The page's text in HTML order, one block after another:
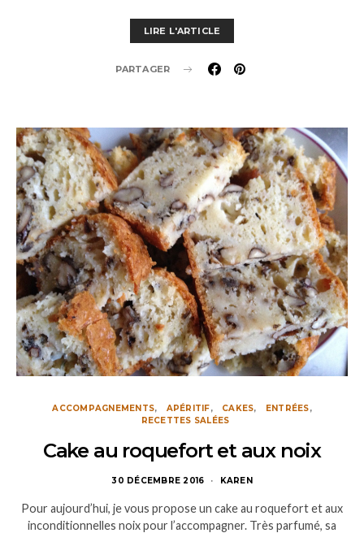
LIRE L'ARTICLE
PARTAGER
ACCOMPAGNEMENTS APÉRITIF CAKES
ENTRÉES
RECETTES SALÉES
Cake au roquefort et aux noix
30 DÉCEMBRE 2016 KAREN
Pour aujourd’hui, je vous propose un cake au roquefort et aux
inconditionnelles noix pour l’accompagner. Très parfumé, sa